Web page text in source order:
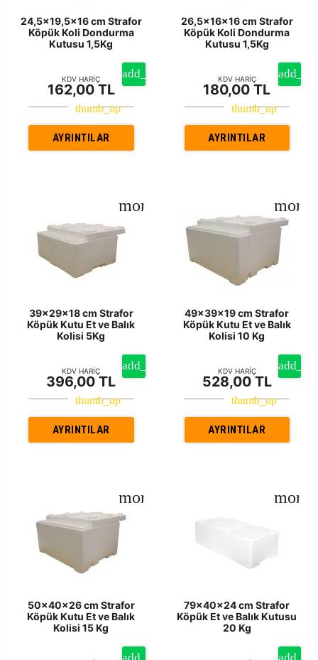
24,5x19,5x16 cm Strafor
Köpük Koli Dondurma
Kutusu 1,5Kg
KDV HARİÇ
162,00 TL
AYRINTILAR
26,5x16x16 cm Strafor
Köpük Koli Dondurma
Kutusu 1,5Kg
KDV HARİÇ
180,00 TL
AYRINTILAR
39x29x18 cm Strafor
Köpük Kutu Et ve Balık
Kolisi 5Kg
KDV HARİÇ
396,00 TL
AYRINTILAR
49x39x19 cm Strafor
Köpük Kutu Et ve Balık
Kolisi 10 Kg
KDV HARİÇ
528,00 TL
AYRINTILAR
50x40x26 cm Strafor
Köpük Kutu Et ve Balık
Kolisi 15 Kg
79x40x24 cm Strafor
Köpük Et ve Balık Kutusu
20 Kg